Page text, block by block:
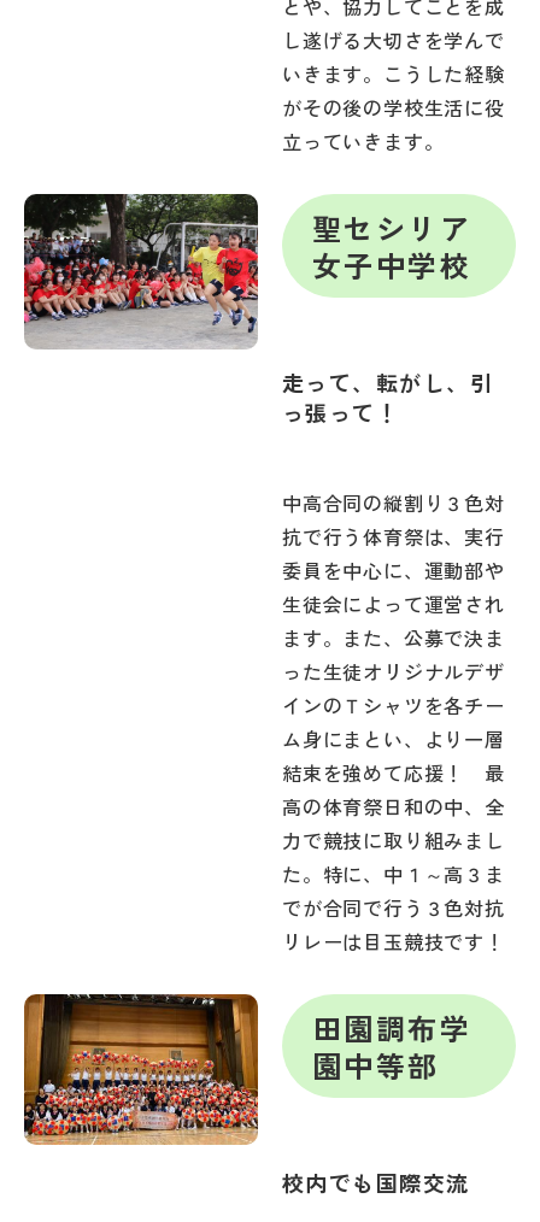
とや、協力してことを成
し遂げる大切さを学んで
いきます。こうした経験
がその後の学校生活に役
立っていきます。
聖セシリア
女子中学校
走って、転がし、引
っ張って！
中高合同の縦割り３色対
抗で行う体育祭は、実行
委員を中心に、運動部や
生徒会によって運営され
ます。また、公募で決ま
った生徒オリジナルデザ
インのＴシャツを各チー
ム身にまとい、より一層
結束を強めて応援！ 最
高の体育祭日和の中、全
力で競技に取り組みまし
た。特に、中１～高３ま
でが合同で行う３色対抗
リレーは目玉競技です！
田園調布学
園中等部
校内でも国際交流